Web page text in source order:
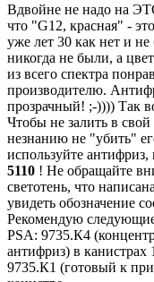
Вдвойне не надо на
что "G12, красная" -
уже лет 30 как нет и
никогда не были, а
из всего спектра
производителю.
прозрачный! ;-)))) Так
Чтобы не залить в
незнанию не "убить"
используйте
5110 ! Не обращайте
светотень, что
увидеть обозначение
Рекомендую
PSA: 9735.К4
антифриз) в канистрах
9735.К1 (готовый к